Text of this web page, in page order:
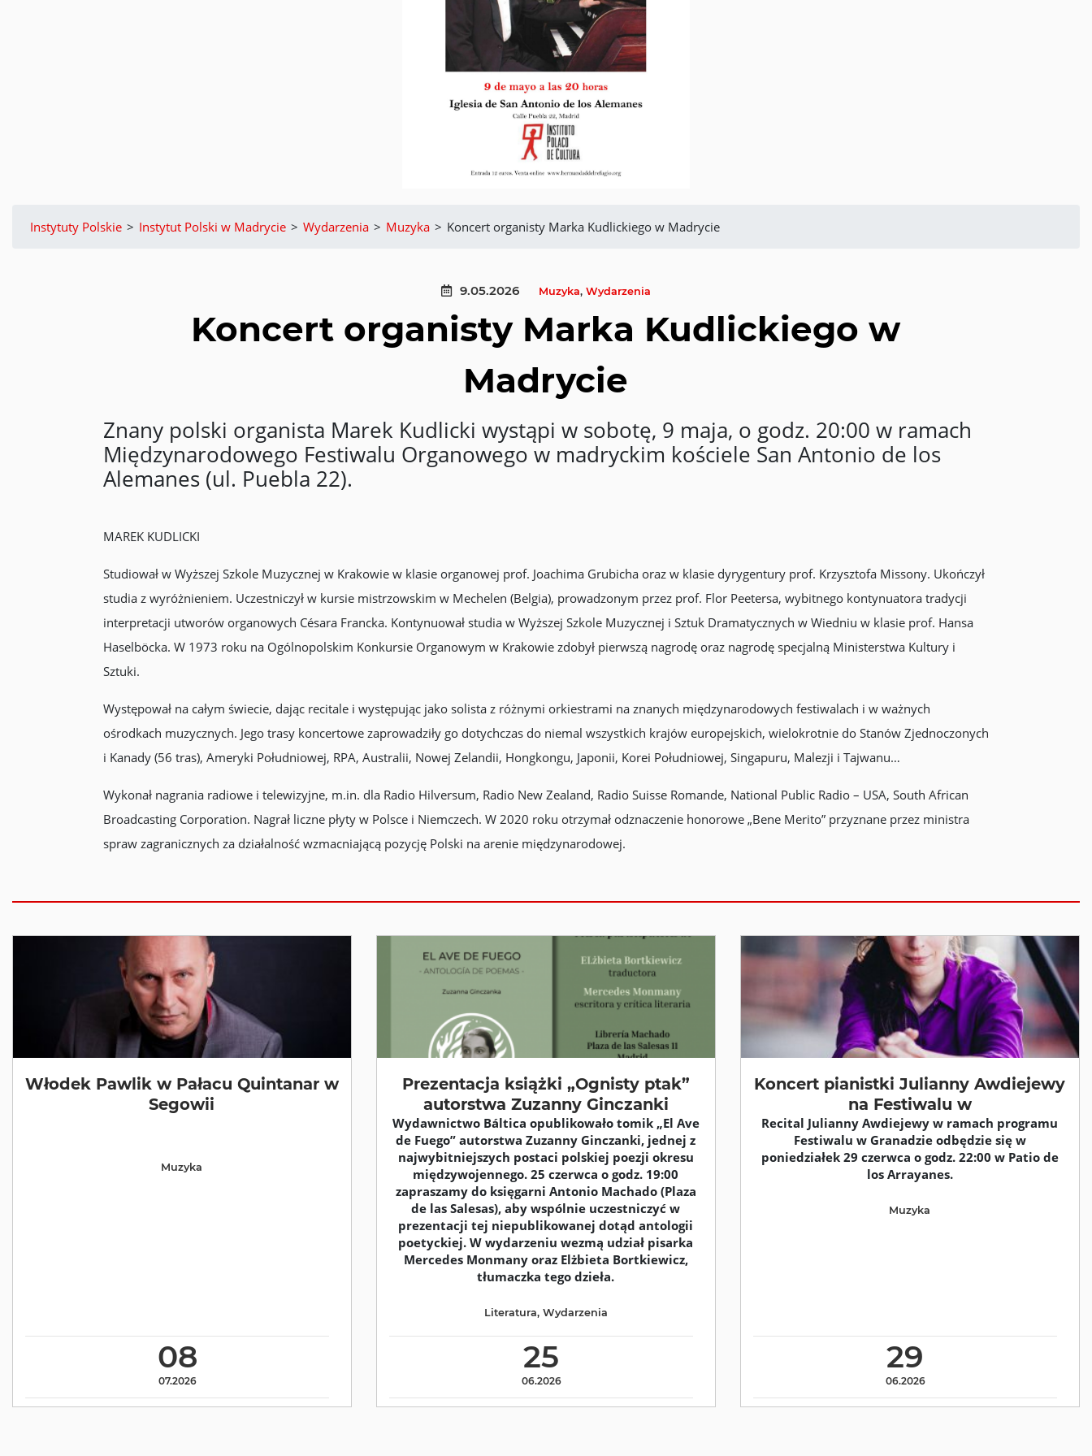
Instytuty Polskie > Instytut Polski w Madrycie > Wydarzenia > Muzyka > Koncert organisty Marka Kudlickiego w Madrycie
9.05.2026 Muzyka, Wydarzenia
Koncert organisty Marka Kudlickiego w
Madrycie
Znany polski organista Marek Kudlicki wystąpi w sobotę, 9 maja, o godz. 20:00 w ramach
Międzynarodowego Festiwalu Organowego w madryckim kościele San Antonio de los
Alemanes (ul. Puebla 22).
MAREK KUDLICKI
Studiował w Wyższej Szkole Muzycznej w Krakowie w klasie organowej prof. Joachima Grubicha oraz w klasie dyrygentury prof. Krzysztofa Missony. Ukończył
studia z wyróżnieniem. Uczestniczył w kursie mistrzowskim w Mechelen (Belgia), prowadzonym przez prof. Flor Peetersa, wybitnego kontynuatora tradycji
interpretacji utworów organowych Césara Francka. Kontynuował studia w Wyższej Szkole Muzycznej i Sztuk Dramatycznych w Wiedniu w klasie prof. Hansa
Haselböcka. W 1973 roku na Ogólnopolskim Konkursie Organowym w Krakowie zdobył pierwszą nagrodę oraz nagrodę specjalną Ministerstwa Kultury i
Sztuki.
Występował na całym świecie, dając recitale i występując jako solista z różnymi orkiestrami na znanych międzynarodowych festiwalach i w ważnych
ośrodkach muzycznych. Jego trasy koncertowe zaprowadziły go dotychczas do niemal wszystkich krajów europejskich, wielokrotnie do Stanów Zjednoczonych
i Kanady (56 tras), Ameryki Południowej, RPA, Australii, Nowej Zelandii, Hongkongu, Japonii, Korei Południowej, Singapuru, Malezji i Tajwanu…
Wykonał nagrania radiowe i telewizyjne, m.in. dla Radio Hilversum, Radio New Zealand, Radio Suisse Romande, National Public Radio – USA, South African
Broadcasting Corporation. Nagrał liczne płyty w Polsce i Niemczech. W 2020 roku otrzymał odznaczenie honorowe „Bene Merito” przyznane przez ministra
spraw zagranicznych za działalność wzmacniającą pozycję Polski na arenie międzynarodowej.
Włodek Pawlik w Pałacu Quintanar w
Segowii
08
07.2026
Muzyka
Prezentacja książki „Ognisty ptak”
autorstwa Zuzanny Ginczanki
Wydawnictwo Báltica opublikowało tomik „El Ave
de Fuego” autorstwa Zuzanny Ginczanki, jednej z
najwybitniejszych postaci polskiej poezji okresu
międzywojennego. 25 czerwca o godz. 19:00
zapraszamy do księgarni Antonio Machado (Plaza
de las Salesas), aby wspólnie uczestniczyć w
prezentacji tej niepublikowanej dotąd antologii
poetyckiej. W wydarzeniu wezmą udział pisarka
Mercedes Monmany oraz Elżbieta Bortkiewicz,
tłumaczka tego dzieła.
25
06.2026
Literatura, Wydarzenia
Koncert pianistki Julianny Awdiejewy
na Festiwalu w
Recital Julianny Awdiejewy w ramach programu
Festiwalu w Granadzie odbędzie się w
poniedziałek 29 czerwca o godz. 22:00 w Patio de
los Arrayanes.
29
06.2026
Muzyka